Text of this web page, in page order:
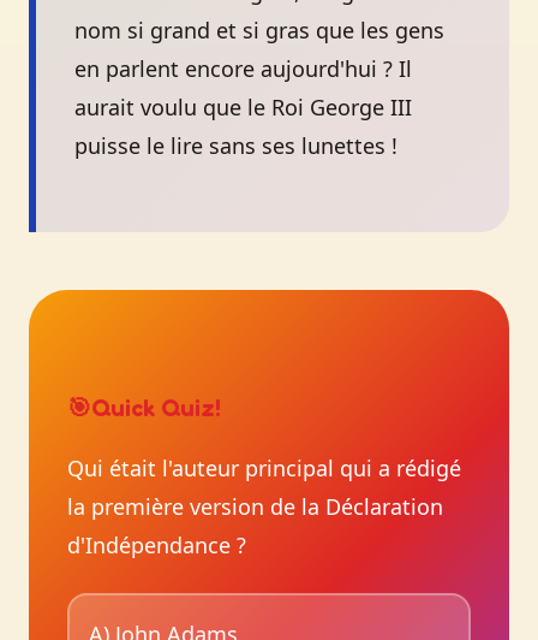
nom si grand et si gras que les gens
en parlent encore aujourd'hui ? Il
aurait voulu que le Roi George III
puisse le lire sans ses lunettes !
🎯Quick Quiz!
Qui était l'auteur principal qui a rédigé
la première version de la Déclaration
d'Indépendance ?
A) John Adams